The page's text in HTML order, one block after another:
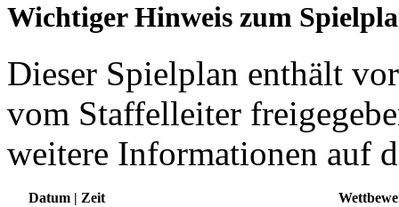
Wichtiger Hinweis zum
Dieser Spielplan enthält
vom Staffelleiter
weitere Informationen auf
Datum | Zeit